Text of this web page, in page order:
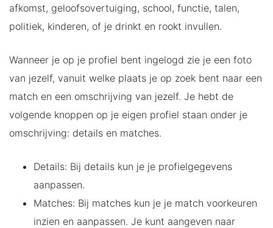
afkomst, geloofsovertuiging, school, functie, talen,
politiek, kinderen, of je drinkt en rookt invullen.
Wanneer je op je profiel bent ingelogd zie je een foto
van jezelf, vanuit welke plaats je op zoek bent naar een
match en een omschrijving van jezelf. Je hebt de
volgende knoppen op je eigen profiel staan onder je
omschrijving: details en matches.
Details: Bij details kun je je profielgegevens
aanpassen.
Matches: Bij matches kun je je match voorkeuren
inzien en aanpassen. Je kunt aangeven naar